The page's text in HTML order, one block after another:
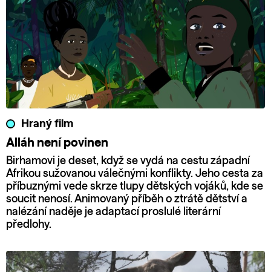
Hraný film
Alláh není povinen
Birhamovi je deset, když se vydá na cestu západní
Afrikou sužovanou válečnými konflikty. Jeho cesta za
příbuznými vede skrze tlupy dětských vojáků, kde se
soucit nenosí. Animovaný příběh o ztrátě dětství a
nalézání naděje je adaptací proslulé literární
předlohy.